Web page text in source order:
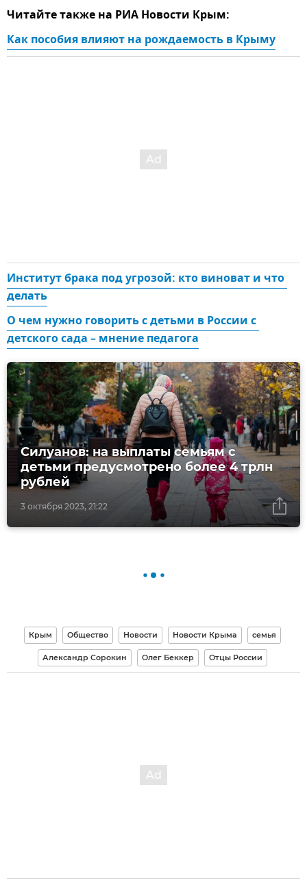
Читайте также на РИА Новости Крым:
Как пособия влияют на рождаемость в Крыму
Институт брака под угрозой: кто виноват и что
делать
О чем нужно говорить с детьми в России с
детского сада – мнение педагога
3 октября 2023, 21:22
Силуанов: на выплаты семьям с
детьми предусмотрено более 4 трлн
рублей
Крым Общество Новости Новости Крыма семья
Александр Сорокин Олег Беккер Отцы России